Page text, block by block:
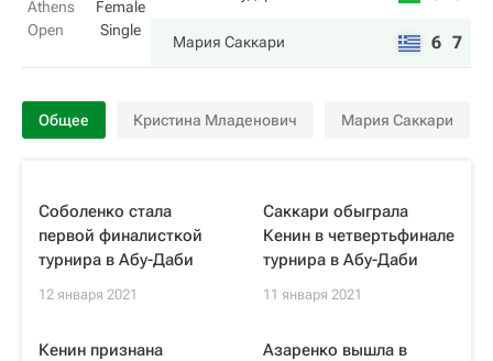
Athens
Open
Female
Single
Мария Саккари 6 7
Общее Кристина Младенович Мария Саккари
Соболенко стала
первой финалисткой
турнира в Абу-Даби
12 января 2021
Саккари обыграла
Кенин в четвертьфинале
турнира в Абу-Даби
11 января 2021
Кенин признана
Азаренко вышла в